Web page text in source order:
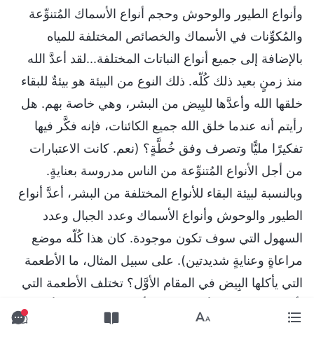
وأنواع الطيور والوحوش وحجم أنواع الأسماك المُتنوِّعة
والمُكوِّنات في الأسماك والخصائص المختلفة للمياه
بالإضافة إلى جميع أنواع النباتات المختلفة...لقد أعدَّ الله
منذ زمنٍ بعيد ذلك كُلّه. ذلك النوع من البيئة هو بيئةٌ للبقاء
خلقها الله وأعدَّها للبِيض من البشر، وهي خاصة بهم. هل
رأيتم أنه عندما خلق الله جميع الكائنات، فإنه فكَّر فيها
تفكيرًا مليًّا وتصرف وفق خُطَّةٍ؟ (نعم. كانت الاعتبارات
من أجل الأنواع المُتنوِّعة من الناس مدروسة بعنايةٍ.
وبالنسبة لبيئة البقاء للأنواع المختلفة من البشر، أعدَّ أنواع
الطيور والوحوش وأنواع الأسماك وعدد الجبال وعدد
السهول التي سوف تكون موجودة. كان هذا كُلّه موضع
مراعاةٍ وعنايةٍ شديدتين). على سبيل المثال، ما الأطعمة
التي يأكلها البِيض في المقام الأوَّل؟ تختلف الأطعمة التي
الأساسيَّة التي يأكلها البِيض هي في المقام الأوَّل اللحوم